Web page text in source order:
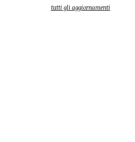
tutti gli aggiornamenti